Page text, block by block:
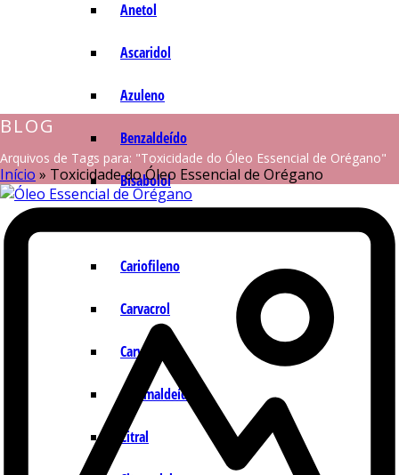
Anetol
Ascaridol
Azuleno
Benzaldeído
Bisabolol
Cariofileno
Carvacrol
Carvona
Cinamaldeído
Citral
BLOG
Arquivos de Tags para: "Toxicidade do Óleo Essencial de Orégano"
Início » Toxicidade do Óleo Essencial de Orégano